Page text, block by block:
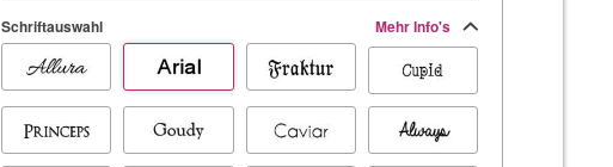
Schriftauswahl Mehr Info's